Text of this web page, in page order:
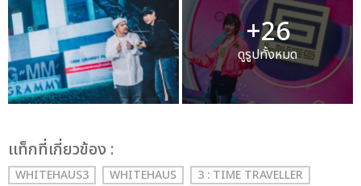
+26
ดูรูปทั้งหมด
เเท็กที่เกี่ยวข้อง :
WHITEHAUS3 WHITEHAUS
3 : TIME TRAVELLER